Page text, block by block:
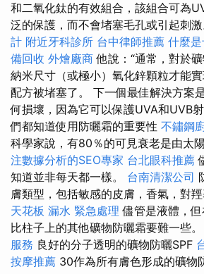
和二氧化鈦的有效組合，該組合可為
泛的保護，而不會堵塞毛孔或引起刺激
計 附近牙科診所 台中律師推薦 什麼
備回收 外燴廠商 他說：“通常，對於
納米尺寸（或極小）氧化鋅顆粒才能
配方被堵塞了。 下一個最佳解決方案
何損壞，因為它可以保護UVA和UVB射
們都知道使用防曬霜的重要性 不鏽鋼
科學家說，有80％的可見衰老是由太
注數據分析的SEO專家 台北眼科推薦
知道並非每天都一樣。 台南清潔公司
膚類型，包括敏感的皮膚，香氣，對羥
天花板 漏水 緊急處理 儘管是液體，
比柱子上的其他礦物防曬霜要難一些。
服務 良好的分子透明的礦物防曬SPF
按摩推薦 30作為所有膚色形成的礦物